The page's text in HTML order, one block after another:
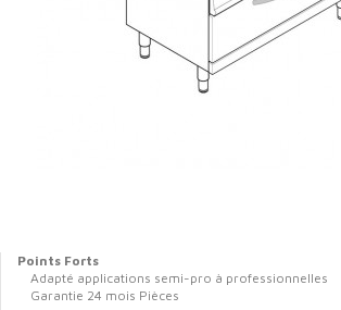
Points Forts
Adapté applications semi-pro à professionnelles
Garantie 24 mois Pièces